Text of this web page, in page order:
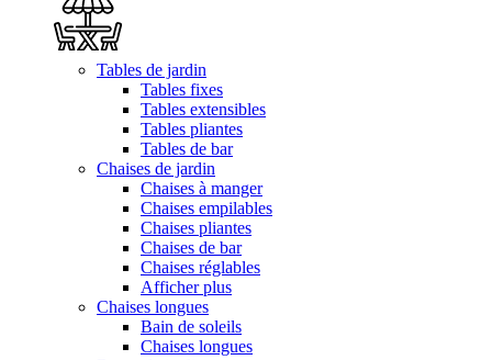
Tables de jardin
Tables fixes
Tables extensibles
Tables pliantes
Tables de bar
Chaises de jardin
Chaises à manger
Chaises empilables
Chaises pliantes
Chaises de bar
Chaises réglables
Afficher plus
Chaises longues
Bain de soleils
Chaises longues